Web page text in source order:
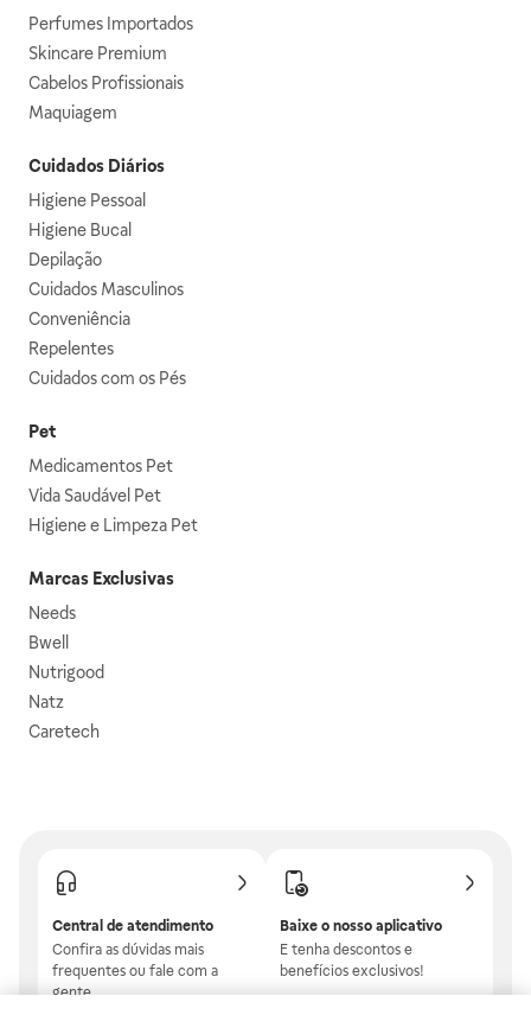
Perfumes Importados
Skincare Premium
Cabelos Profissionais
Maquiagem
Cuidados Diários
Higiene Pessoal
Higiene Bucal
Depilação
Cuidados Masculinos
Conveniência
Repelentes
Cuidados com os Pés
Pet
Medicamentos Pet
Vida Saudável Pet
Higiene e Limpeza Pet
Marcas Exclusivas
Needs
Bwell
Nutrigood
Natz
Caretech
Central de atendimento
Confira as dúvidas mais
frequentes ou fale com a
gente.
Baixe o nosso aplicativo
E tenha descontos e
benefícios exclusivos!